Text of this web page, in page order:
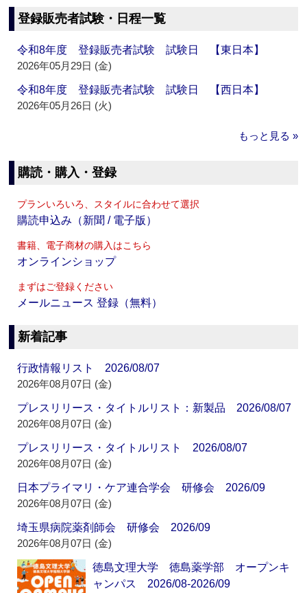
登録販売者試験・日程一覧
令和8年度 登録販売者試験 試験日 【東日本】
2026年05月29日 (金)
令和8年度 登録販売者試験 試験日 【西日本】
2026年05月26日 (火)
もっと見る »
購読・購入・登録
プランいろいろ、スタイルに合わせて選択
購読申込み（新聞 / 電子版）
書籍、電子商材の購入はこちら
オンラインショップ
まずはご登録ください
メールニュース 登録（無料）
新着記事
行政情報リスト 2026/08/07
2026年08月07日 (金)
プレスリリース・タイトルリスト：新製品 2026/08/07
2026年08月07日 (金)
プレスリリース・タイトルリスト 2026/08/07
2026年08月07日 (金)
日本プライマリ・ケア連合学会 研修会 2026/09
2026年08月07日 (金)
埼玉県病院薬剤師会 研修会 2026/09
2026年08月07日 (金)
徳島文理大学 徳島薬学部 オープンキ
ャンパス 2026/08-2026/09